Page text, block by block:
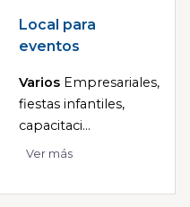
Local para
eventos
Varios Empresariales,
fiestas infantiles,
capacitaci...
Ver más